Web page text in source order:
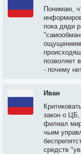
Понимаю,
пока дяди
позволяет
- почему
Иван
закон о ЦБ,
филиал
чьим
средств